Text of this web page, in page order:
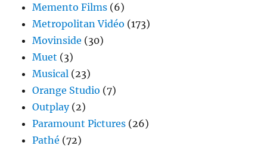
Memento Films (6)
Metropolitan Vidéo (173)
Movinside (30)
Muet (3)
Musical (23)
Orange Studio (7)
Outplay(2)
Paramount Pictures (26)
Pathé (72)